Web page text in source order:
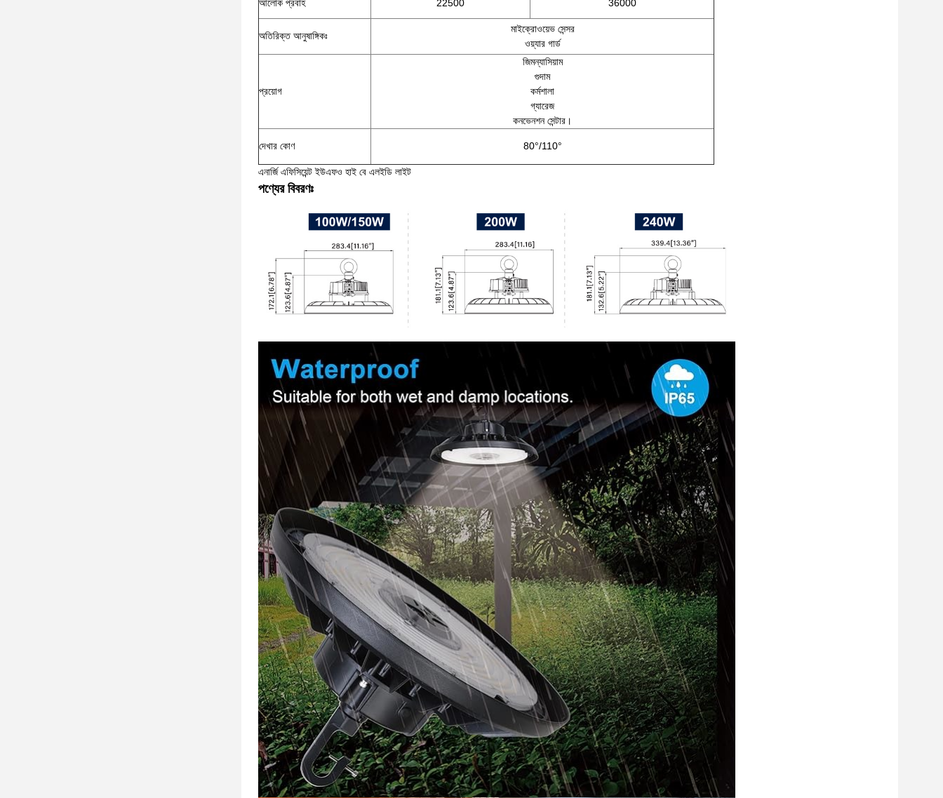
আলোক প্রবাহ 22500 36000
অতিরিক্ত আনুষাঙ্গিকঃ
মাইক্রোওয়েভ সেন্সর
ওয়্যার গার্ড
প্রয়োগ
জিমন্যাসিয়াম
গুদাম
কর্মশালা
গ্যারেজ
কনভেনশন সেন্টার।
দেখার কোণ 80°/110°
এনার্জি এফিসিয়েন্ট ইউএফও হাই বে এলইডি লাইট
পণ্যের বিবরণঃ